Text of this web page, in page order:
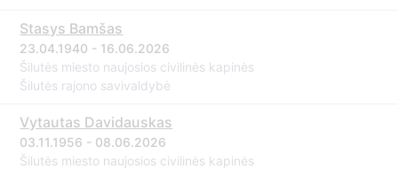
Stasys Bamšas
23.04.1940 - 16.06.2026
Šilutės miesto naujosios civilinės kapinės
Šilutės rajono savivaldybė
Vytautas Davidauskas
03.11.1956 - 08.06.2026
Šilutės miesto naujosios civilinės kapinės